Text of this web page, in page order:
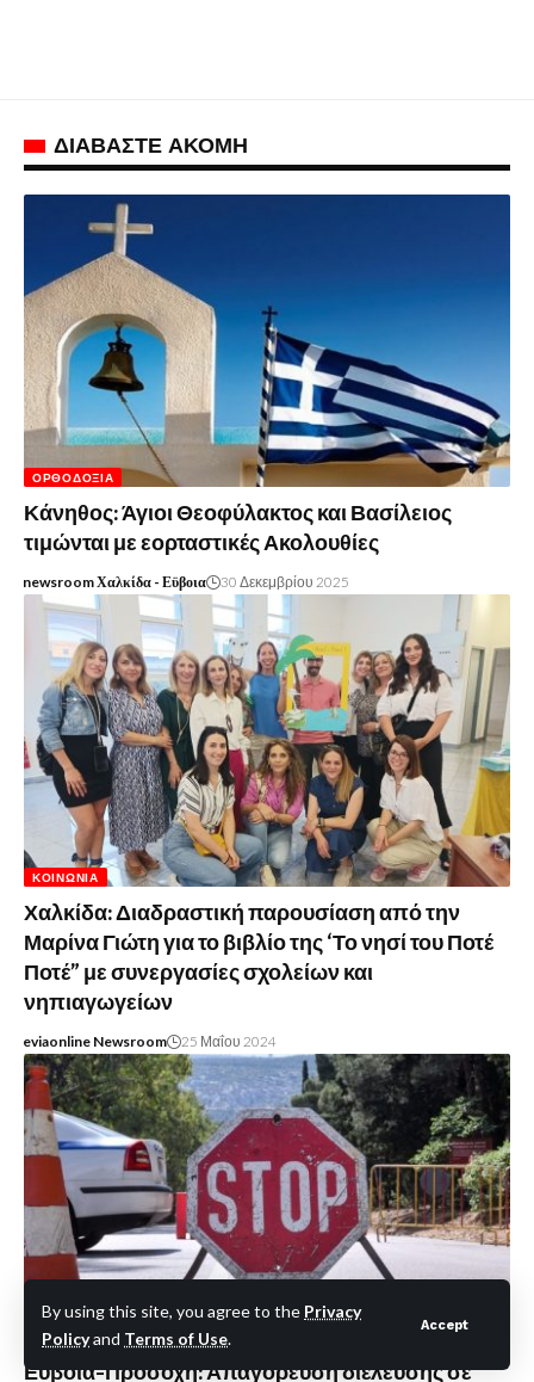
By using this site, you agree to the Privacy
Policyand Terms of Use.
Accept
ΔΙΑΒΑΣΤΕ ΑΚΟΜΗ
ΟΡΘΟΔΟΞΊΑ
Κάνηθος: Άγιοι Θεοφύλακτος και Βασίλειος
τιμώνται με εορταστικές Ακολουθίες
newsroom Χαλκίδα - Εϋβοια 30 Δεκεμβρίου 2025
ΚΟΙΝΩΝΊΑ
Χαλκίδα: Διαδραστική παρουσίαση από την
Μαρίνα Γιώτη για το βιβλίο της ‘Το νησί του Ποτέ
Ποτέ” με συνεργασίες σχολείων και
νηπιαγωγείων
eviaonline Newsroom 25 Μαΐου 2024
ΑΣΤΥΝΟΜΙΚΆ
Εύβοια-Προσοχή: Απαγόρευση διέλευσης σε